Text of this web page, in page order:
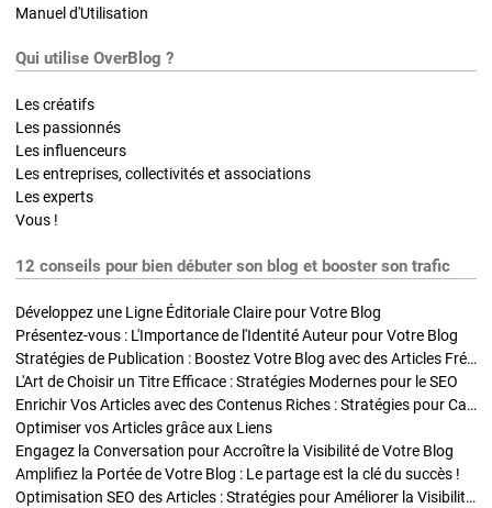
Manuel d'Utilisation
Qui utilise OverBlog ?
Les créatifs
Les passionnés
Les influenceurs
Les entreprises, collectivités et associations
Les experts
Vous !
12 conseils pour bien débuter son blog et booster son trafic
Développez une Ligne Éditoriale Claire pour Votre Blog
Présentez-vous : L'Importance de l'Identité Auteur pour Votre Blog
Stratégies de Publication : Boostez Votre Blog avec des Articles Fréquents et Exclusifs
L'Art de Choisir un Titre Efficace : Stratégies Modernes pour le SEO
Enrichir Vos Articles avec des Contenus Riches : Stratégies pour Captiver et Optimiser
Optimiser vos Articles grâce aux Liens
Engagez la Conversation pour Accroître la Visibilité de Votre Blog
Amplifiez la Portée de Votre Blog : Le partage est la clé du succès !
Optimisation SEO des Articles : Stratégies pour Améliorer la Visibilité de Votre Blog